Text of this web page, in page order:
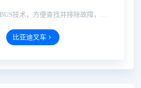
维护方便CAN-BUS技术，方便查找并排除故障，多功能仪表可显示电量、小时数、故障维护等，直观方便。···
比亚迪叉车